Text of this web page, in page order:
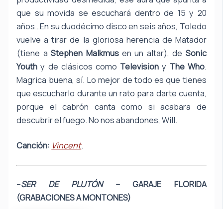
que su movida se escuchará dentro de 15 y 20
años…En su duodécimo disco en seis años, Toledo
vuelve a tirar de la gloriosa herencia de Matador
(tiene aStephen Malkmusen un altar), de Sonic
Youth y de clásicos como Television y The Who.
Magrica buena, sí. Lo mejor de todo es que tienes
que escucharlo durante un rato para darte cuenta,
porque el cabrón canta como si acabara de
descubrir el fuego. No nos abandones, Will.
Canción: Vincent.
–SER DE PLUTÓN –GARAJE FLORIDA
(GRABACIONES A MONTONES)